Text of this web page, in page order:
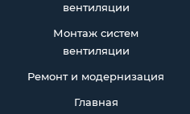
вентиляции
Монтаж систем
вентиляции
Ремонт и модернизация
Главная